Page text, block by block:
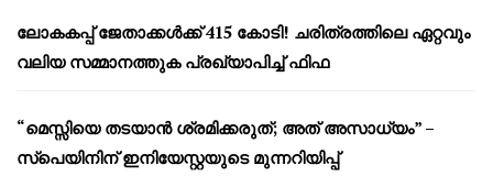
ലോകകപ്പ് ജേതാക്കൾക്ക് 415 കോടി! ചരിത്രത്തിലെ ഏറ്റവും
വലിയ സമ്മാനത്തുക പ്രഖ്യാപിച്ച് ഫിഫ
“മെസ്സിയെ തടയാൻ ശ്രമിക്കരുത്; അത് അസാധ്യം” –
സ്പെയിനിന് ഇനിയേസ്റ്റയുടെ മുന്നറിയിപ്പ്